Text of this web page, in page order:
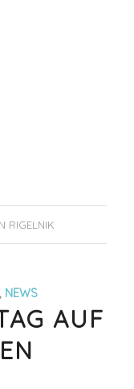
RIGELNIK
NEWS
AUF